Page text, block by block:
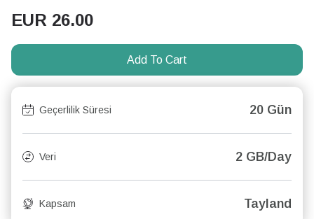
EUR 26.00
Add To Cart
Geçerlilik Süresi 20 Gün
Veri 2 GB/Day
Kapsam Tayland